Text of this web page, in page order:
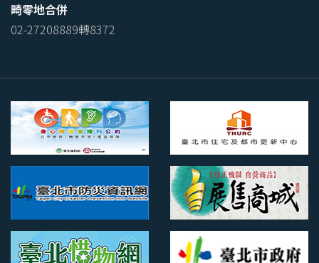
畸零地合併
02-27208889轉8372